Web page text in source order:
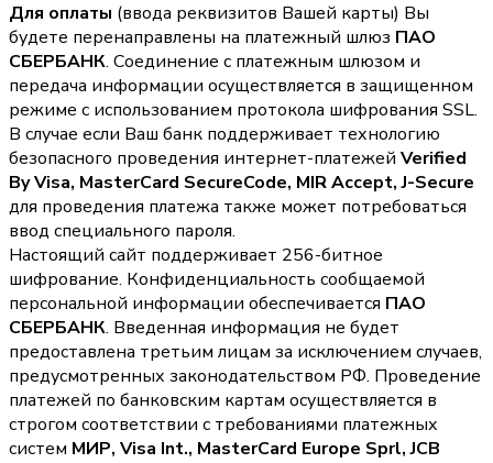
Для оплаты (ввода реквизитов Вашей карты) Вы
будете перенаправлены на платежный шлюз ПАО
СБЕРБАНК. Соединение с платежным шлюзом и
передача информации осуществляется в защищенном
режиме с использованием протокола шифрования SSL.
В случае если Ваш банк поддерживает технологию
безопасного проведения интернет-платежей Verified
By Visa, MasterCard SecureCode, MIR Accept, J-Secure
для проведения платежа также может потребоваться
ввод специального пароля.
Настоящий сайт поддерживает 256-битное
шифрование. Конфиденциальность сообщаемой
персональной информации обеспечивается ПАО
СБЕРБАНК. Введенная информация не будет
предоставлена третьим лицам за исключением случаев,
предусмотренных законодательством РФ. Проведение
платежей по банковским картам осуществляется в
строгом соответствии с требованиями платежных
систем МИР, Visa Int., MasterCard Europe Sprl, JCB